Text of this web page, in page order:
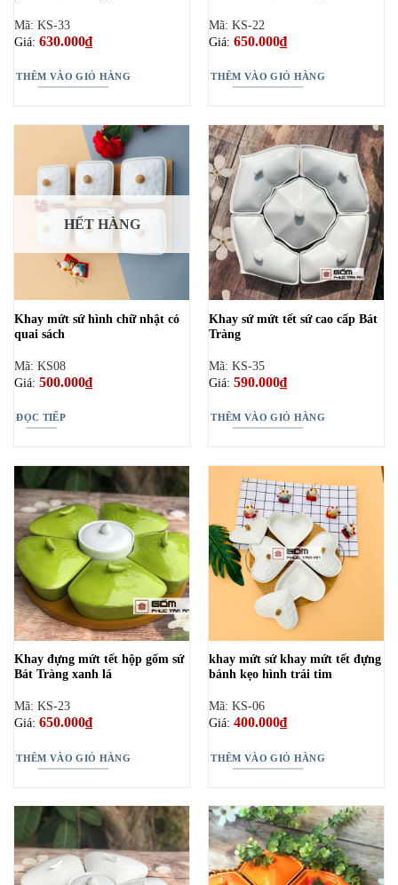
Mã: KS-33
Giá: 630.000₫
THÊM VÀO GIỎ HÀNG
Mã: KS-22
Giá: 650.000₫
THÊM VÀO GIỎ HÀNG
HẾT HÀNG
Khay mứt sứ hình chữ nhật có
quai sách
Mã: KS08
Giá: 500.000₫
ĐỌC TIẾP
Khay sứ mứt tết sứ cao cấp Bát
Tràng
Mã: KS-35
Giá: 590.000₫
THÊM VÀO GIỎ HÀNG
Khay đựng mứt tết hộp gốm sứ
Bát Tràng xanh lá
Mã: KS-23
Giá: 650.000₫
THÊM VÀO GIỎ HÀNG
khay mứt sứ khay mứt tết đựng
bánh kẹo hình trái tim
Mã: KS-06
Giá: 400.000₫
THÊM VÀO GIỎ HÀNG